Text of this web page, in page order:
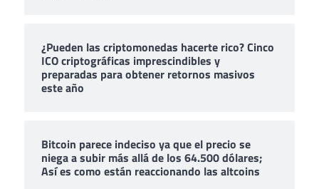
¿Pueden las criptomonedas hacerte rico? Cinco
ICO criptográficas imprescindibles y
preparadas para obtener retornos masivos
este año
Bitcoin parece indeciso ya que el precio se
niega a subir más allá de los 64.500 dólares;
Así es como están reaccionando las altcoins